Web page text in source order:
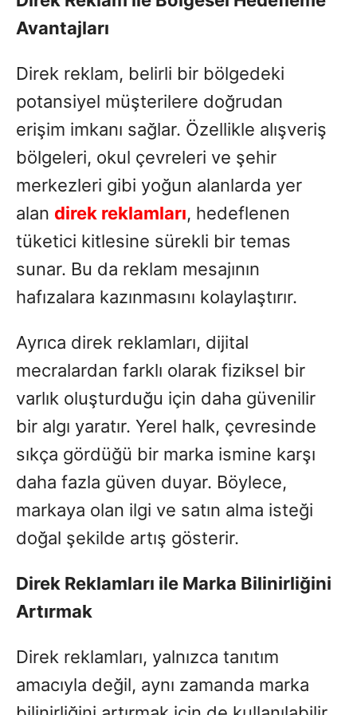
Avantajları
Direk reklam, belirli bir bölgedeki
potansiyel müşterilere doğrudan
erişim imkanı sağlar. Özellikle alışveriş
bölgeleri, okul çevreleri ve şehir
merkezleri gibi yoğun alanlarda yer
alan direk reklamları, hedeflenen
tüketici kitlesine sürekli bir temas
sunar. Bu da reklam mesajının
hafızalara kazınmasını kolaylaştırır.
Ayrıca direk reklamları, dijital
mecralardan farklı olarak fiziksel bir
varlık oluşturduğu için daha güvenilir
bir algı yaratır. Yerel halk, çevresinde
sıkça gördüğü bir marka ismine karşı
daha fazla güven duyar. Böylece,
markaya olan ilgi ve satın alma isteği
doğal şekilde artış gösterir.
Direk Reklamları ile Marka Bilinirliğini
Artırmak
Direk reklamları, yalnızca tanıtım
amacıyla değil, aynı zamanda marka